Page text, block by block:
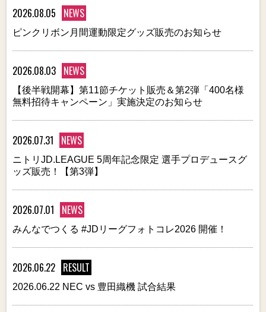
2026.08.05 NEWS
ピンクリボン月間運動限定グッズ販売のお知らせ
2026.08.03 NEWS
【後半戦開幕】第11節チケット販売＆第2弾「400名様
無料招待キャンペーン」実施決定のお知らせ
2026.07.31 NEWS
ニトリJD.LEAGUE 5周年記念限定 選手プロデュースグ
ッズ販売！【第3弾】
2026.07.01 NEWS
みんなでつくる #JDリーグフォトコレ2026 開催！
2026.06.22 RESULT
2026.06.22 NEC vs 豊田織機 試合結果